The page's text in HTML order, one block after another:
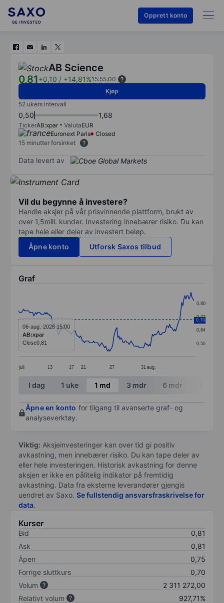
Opprett konto
AB Science
0,81+0,10 / +14,81%15:55:00
Kjøp
52 ukers intervall
0,50 1,68
TickerAB:xpar ValutaEUR
Euronext Paris
Closed
15 minutter forsinket
Data levert av
Vil du begynne å investere?
Handle aksjer på vår prisvinnende plattform, brukt av
over 1,5mill. kunder. Investering innebærer risiko. Du kan
tape hele eller deler av investert beløp.
Åpne konto
Utforsk Saxos tilbud
Graf
Line chart with 174 data points.
The chart has 1 X axis displaying categories.
The chart has 1 Y axis displaying values. Data
juli 13 17 21 27 31 aug.
0,56
0,64
0,72
0,80
0,70
06-aug.-2026 15:00
AB:xpar
Close0,81
End of interactive chart.
I dag 1 uke 1 md 3 mdr 6 mdr
Åpne en konto for tilgang til avanserte graf- og
analyseverktøy.
Viktig: Aksjeinvesteringer kan over tid gi positiv
avkastning, men innebærer risiko. Du kan tape deler av
eller hele investeringen. Historisk avkastning for denne
aksjen er ikke en pålitelig indikator på fremtidig
avkastning. Data fra eksterne leverandører gjengis
uendret av Saxo. Se fullstendig ansvarsfraskrivelse for
data.
Kurser
Bid
0,81
Ask
0,81
Åpen
0,75
Forrige sluttkurs
0,70
Volum
2 311 272,00
Relativt volum
927,71%